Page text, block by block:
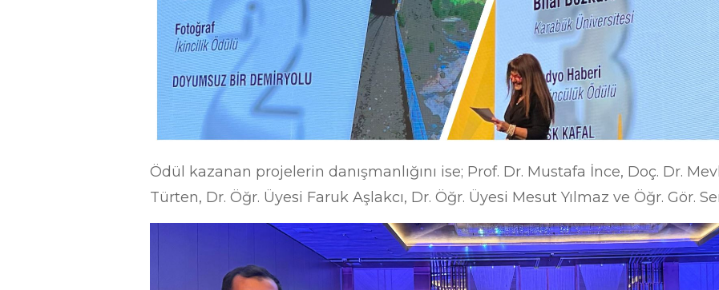
Ödül kazanan projelerin danışmanlığını ise; Prof. Dr. Mustafa İnce, Doç. Dr.
Türten, Dr. Öğr. Üyesi Faruk Aşlakcı, Dr. Öğr. Üyesi Mesut Yılmaz ve Öğr. Gör.